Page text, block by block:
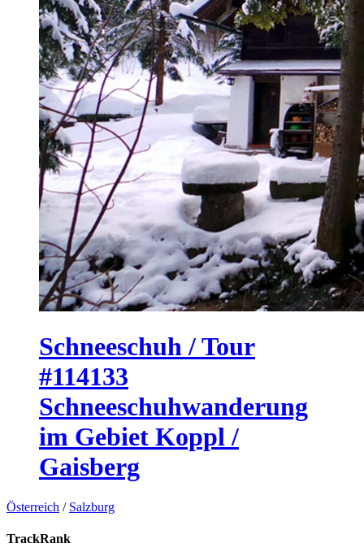
Schneeschuh / Tour
#114133
Schneeschuhwanderung
im Gebiet Koppl /
Gaisberg
Österreich / Salzburg
TrackRank